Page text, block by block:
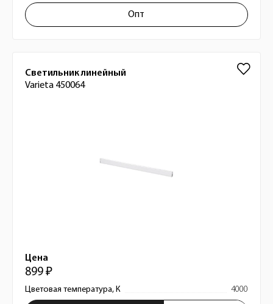
Опт
Светильник линейный
Varieta 450064
Цена
899 ₽
Цветовая температура, К 4000